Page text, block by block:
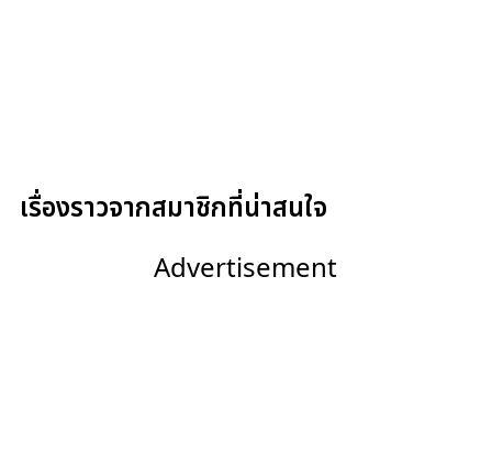
เรื่องราวจากสมาชิกที่น่าสนใจ
Advertisement